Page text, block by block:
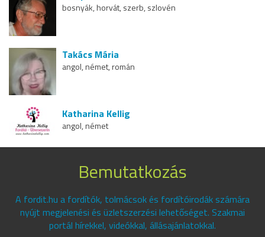
bosnyák, horvát, szerb, szlovén
Takács Mária
angol, német, román
Katharina Kellig
angol, német
Bemutatkozás
A fordit.hu a fordítók, tolmácsok és fordítóirodák számára
nyújt megjelenési és üzletszerzési lehetőséget. Szakmai
portál hírekkel, videókkal, állásajánlatokkal.